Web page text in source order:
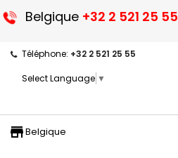
Belgique +32 2 521 25 55
Téléphone: +32 2 521 25 55
Select Language ▼
storefront
Belgique